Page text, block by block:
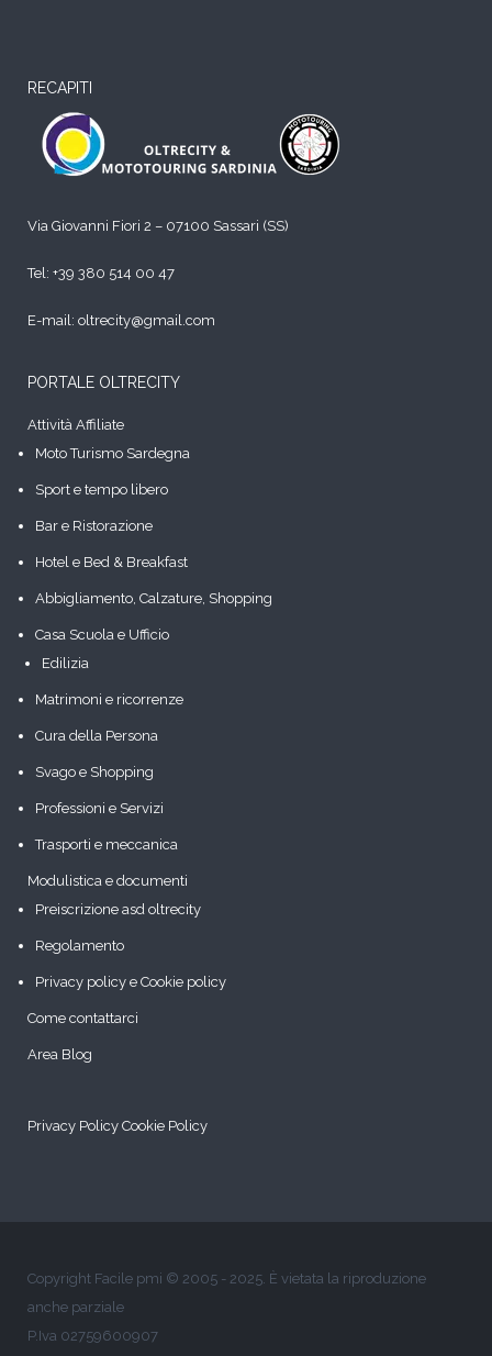
RECAPITI
Via Giovanni Fiori 2 – 07100 Sassari (SS)
Tel: +39 380 514 00 47
E-mail: oltrecity@gmail.com
PORTALE OLTRECITY
Attività Affiliate
Moto Turismo Sardegna
Sport e tempo libero
Bar e Ristorazione
Hotel e Bed & Breakfast
Abbigliamento, Calzature, Shopping
Casa Scuola e Ufficio
Edilizia
Matrimoni e ricorrenze
Cura della Persona
Svago e Shopping
Professioni e Servizi
Trasporti e meccanica
Modulistica e documenti
Preiscrizione asd oltrecity
Regolamento
Privacy policy e Cookie policy
Come contattarci
Area Blog
Privacy Policy Cookie Policy
Copyright Facile pmi © 2005 - 2025. È vietata la riproduzione
anche parziale
P.Iva 02759600907